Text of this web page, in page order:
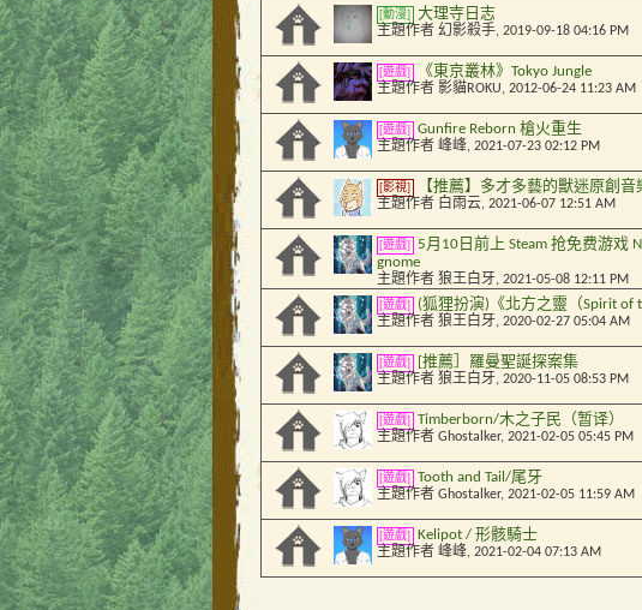
[動漫] 大理寺日志
主題作者 幻影殺手, 2019-09-18 04:16 PM
[遊戲] 《東京叢林》Tokyo Jungle
主題作者 影貓ROKU, 2012-06-24 11:23 AM
[遊戲] Gunfire Reborn 槍火重生
主題作者 峰峰, 2021-07-23 02:12 PM
[影視] 【推薦】多才多藝的獸迷原創音
主題作者 白雨云, 2021-06-07 12:51 AM
[遊戲]
5月10日前上 Steam 抢免费游戏
gnome
主題作者 狼王白牙, 2021-05-08 12:11 PM
[遊戲] (狐狸扮演)《北方之靈（Spirit of
主題作者 狼王白牙, 2020-02-27 05:04 AM
[遊戲] [推薦］羅曼聖誕探案集
主題作者 狼王白牙, 2020-11-05 08:53 PM
[遊戲] Timberborn/木之子民（暂译）
主題作者 Ghostalker, 2021-02-05 05:45 PM
[遊戲] Tooth and Tail/尾牙
主題作者 Ghostalker, 2021-02-05 11:59 AM
[遊戲] Kelipot / 形骸騎士
主題作者 峰峰, 2021-02-04 07:13 AM